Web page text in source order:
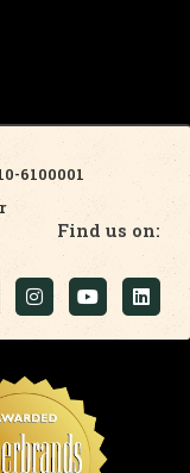
6100001
Find us on: